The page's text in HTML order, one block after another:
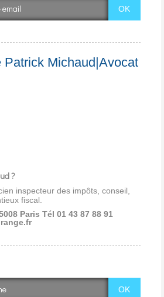
Patrick Michaud|Avocat
?
inspecteur des impôts, conseil,
fiscal.
Paris Tél 01 43 87 88 91